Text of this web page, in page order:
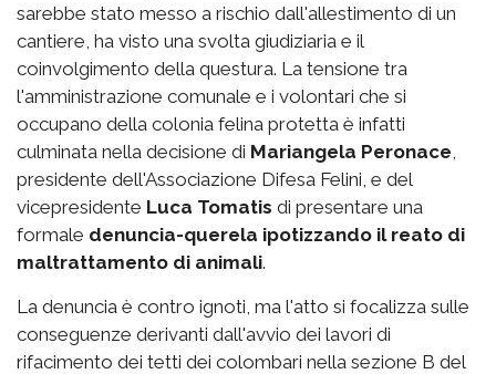
sarebbe stato messo a rischio dall'allestimento di un
cantiere, ha visto una svolta giudiziaria e il
coinvolgimento della questura. La tensione tra
l'amministrazione comunale e i volontari che si
occupano della colonia felina protetta è infatti
culminata nella decisione di Mariangela Peronace
presidente dell'Associazione Difesa Felini, e del
vicepresidente Luca Tomatis di presentare una
formale denuncia-querela ipotizzando il reato di
maltrattamento di animali.
La denuncia è contro ignoti, ma l'atto si focalizza sulle
conseguenze derivanti dall'avvio dei lavori di
rifacimento dei tetti dei colombari nella sezione B del